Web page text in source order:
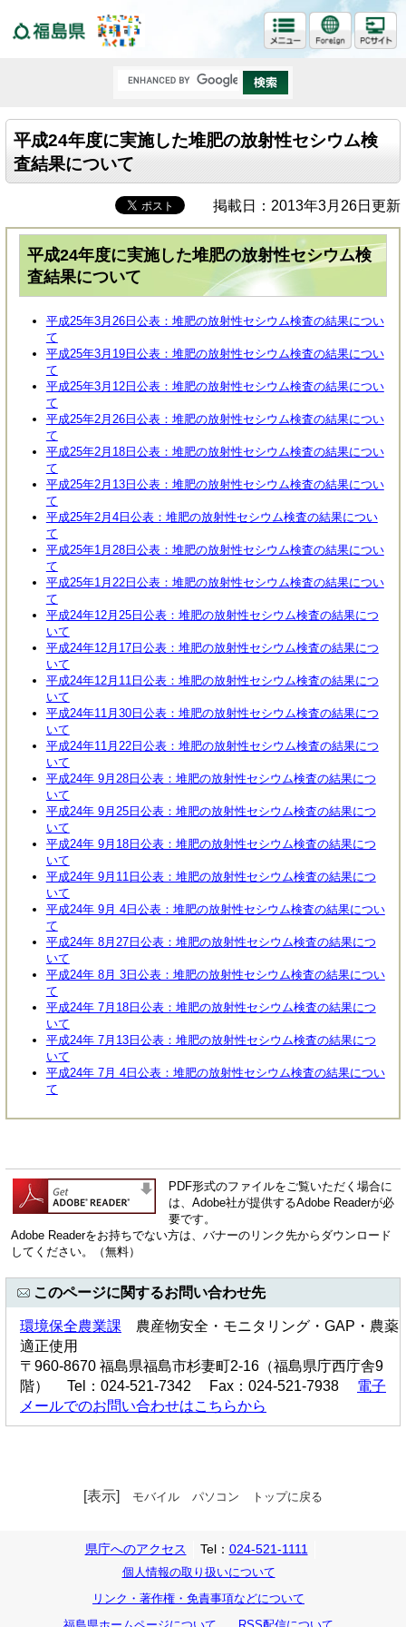
平成24年度に実施した堆肥の放射性セシウム検
査結果について
掲載日：2013年3月26日更新
平成24年度に実施した堆肥の放射性セシウム検
査結果について
平成25年3月26日公表：堆肥の放射性セシウム検査の結果につい
て
平成25年3月19日公表：堆肥の放射性セシウム検査の結果につい
て
平成25年3月12日公表：堆肥の放射性セシウム検査の結果につい
て
平成25年2月26日公表：堆肥の放射性セシウム検査の結果につい
て
平成25年2月18日公表：堆肥の放射性セシウム検査の結果につい
て
平成25年2月13日公表：堆肥の放射性セシウム検査の結果につい
て
平成25年2月4日公表：堆肥の放射性セシウム検査の結果につい
て
平成25年1月28日公表：堆肥の放射性セシウム検査の結果につい
て
平成25年1月22日公表：堆肥の放射性セシウム検査の結果につい
て
平成24年12月25日公表：堆肥の放射性セシウム検査の結果につ
いて
平成24年12月17日公表：堆肥の放射性セシウム検査の結果につ
いて
平成24年12月11日公表：堆肥の放射性セシウム検査の結果につ
いて
平成24年11月30日公表：堆肥の放射性セシウム検査の結果につ
いて
平成24年11月22日公表：堆肥の放射性セシウム検査の結果につ
いて
平成24年 9月28日公表：堆肥の放射性セシウム検査の結果につ
いて
平成24年 9月25日公表：堆肥の放射性セシウム検査の結果につ
いて
平成24年 9月18日公表：堆肥の放射性セシウム検査の結果につ
いて
平成24年 9月11日公表：堆肥の放射性セシウム検査の結果につ
いて
平成24年 9月 4日公表：堆肥の放射性セシウム検査の結果につい
て
平成24年 8月27日公表：堆肥の放射性セシウム検査の結果につ
いて
平成24年 8月 3日公表：堆肥の放射性セシウム検査の結果につい
て
平成24年 7月18日公表：堆肥の放射性セシウム検査の結果につ
いて
平成24年 7月13日公表：堆肥の放射性セシウム検査の結果につ
いて
平成24年 7月 4日公表：堆肥の放射性セシウム検査の結果につい
て
PDF形式のファイルをご覧いただく場合に
は、Adobe社が提供するAdobe Readerが必
要です。
Adobe Readerをお持ちでない方は、バナーのリンク先からダウンロード
してください。（無料）
このページに関するお問い合わせ先
環境保全農業課 農産物安全・モニタリング・GAP・農薬
適正使用
〒960-8670 福島県福島市杉妻町2-16（福島県庁西庁舎9
階） Tel：024-521-7342 Fax：024-521-7938 電子
メールでのお問い合わせはこちらから
[表示] モバイル パソコン トップに戻る
県庁へのアクセス Tel： 024-521-1111
個人情報の取り扱いについて
リンク・著作権・免責事項などについて